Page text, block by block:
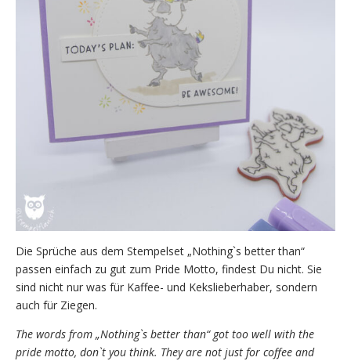
Die Sprüche aus dem Stempelset „Nothing`s better than“
passen einfach zu gut zum Pride Motto, findest Du nicht. Sie
sind nicht nur was für Kaffee- und Kekslieberhaber, sondern
auch für Ziegen.
The words from „Nothing`s better than“ got too well with the
pride motto, don`t you think. They are not just for coffee and